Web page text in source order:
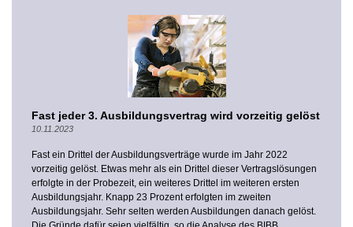
Fast jeder 3. Ausbildungsvertrag wird vorzeitig gelöst
10.11.2023
Fast ein Drittel der Ausbildungsverträge wurde im Jahr 2022
vorzeitig gelöst. Etwas mehr als ein Drittel dieser Vertragslösungen
erfolgte in der Probezeit, ein weiteres Drittel im weiteren ersten
Ausbildungsjahr. Knapp 23 Prozent erfolgten im zweiten
Ausbildungsjahr. Sehr selten werden Ausbildungen danach gelöst.